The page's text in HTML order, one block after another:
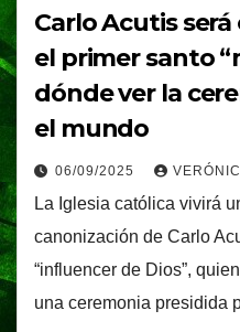
Carlo Acutis
el primer santo
dónde ver la
el mundo
06/09/2025
La Iglesia católica vivirá
canonización de Carlo
“influencer de Dios”,
una ceremonia presidida